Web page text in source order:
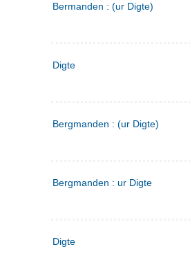
Bermanden : (ur Digte)
Digte
Bergmanden : (ur Digte)
Bergmanden : ur Digte
Digte